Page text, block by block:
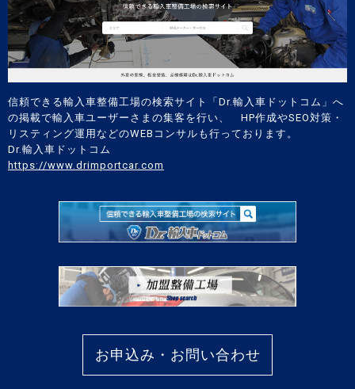
信頼できる輸入車整備工場の検索サイト「Dr.輸入車ドットコム」へ
の掲載で輸入車ユーザーさまの集客を行い、 HP作成やSEO対策・
リスティング運用などのWEBコンサルも行っております。
Dr.輸入車ドットコム
https://www.drimportcar.com
お申込み・お問い合わせ